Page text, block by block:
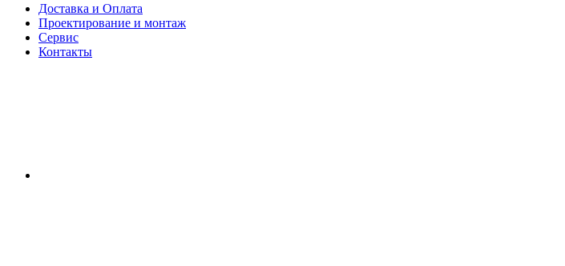
Доставка и Оплата
Проектирование и монтаж
Сервис
Контакты